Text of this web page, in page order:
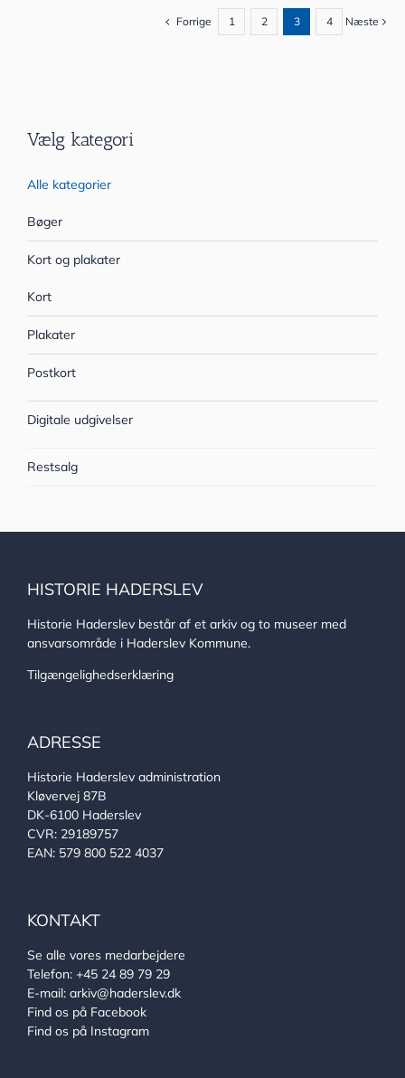
Forrige 1 2 3 4 Næste
Vælg kategori
Alle kategorier
Bøger
Kort og plakater
Kort
Plakater
Postkort
Digitale udgivelser
Restsalg
HISTORIE HADERSLEV
Historie Haderslev består af et arkiv og to museer med
ansvarsområde i Haderslev Kommune.
Tilgængelighedserklæring
ADRESSE
Historie Haderslev administration
Kløvervej 87B
DK-6100 Haderslev
CVR: 29189757
EAN: 579 800 522 4037
KONTAKT
Se alle vores medarbejdere
Telefon: +45 24 89 79 29
E-mail: arkiv@haderslev.dk
Find os på Facebook
Find os på Instagram